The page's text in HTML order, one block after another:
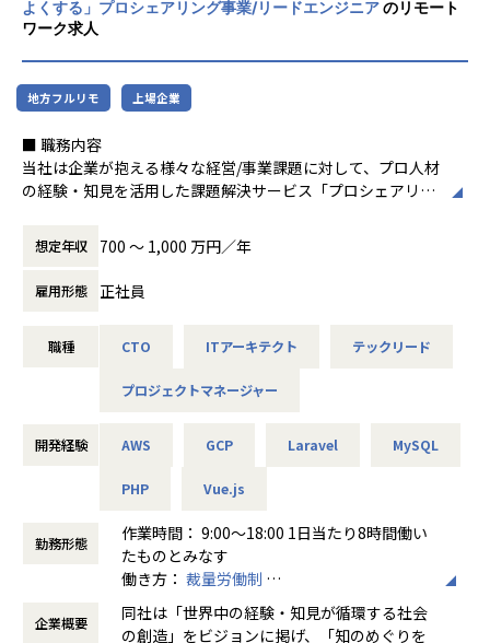
間違いなくステップアップできる環境です。
研修内容をカスタマイズさせていただきますが、まずはSQL
修を実施。データ分析のベースとなる知識を身につけていき
ます。データ関連業務未経験の方でも、この研修を終える頃
には多くの知識を身につけることができます！
入社時だけではなく、社内では月に数回勉強会を開催中。
社内チャットで質問を行うとすぐに回答が返ってくるため、
多数の先輩の知見にアクセスしながら、幅広く知識・スキル
を吸収できる環境です。
の経験や身につけたスキルなどを活かし、若手への教育・指
育内容をクリアし、デビューしていただくことが多いです。
【業務の変更の範囲】
大手企業さまを対象に、デジタル上でのユー
デジタルビジネス
運用支援チームを提供
に、お客さまのプロダクトをグロース支援
それぞれの課題に応じてマッチングした専門
性の高い人材が、お客さまのDXを具現化し、
推進。
創出支援を行う
■メンバーズグループが保有する専門領域
用で育んだ専門領域スキルをカンパニーごと
徹底的な顧客体験にもとづく戦略を策定。ユ
ーザー体験設計をUXリサーチから設計、実
装、ユーザー評価まで一貫性を持った一連の
サービスとして提供
よくする」プロシェアリング事業/リードエンジニアのリモート
ワーク求人
地方フルリモ 上場企業
■ 職務内容
当社は企業が抱える様々な経営/事業課題に対して、プロ人材
の経験・知見を活用した課題解決サービス「プロシェアリン
技術に強いPKSHA Technology社を株主として迎え、プロシ
ェアリングコンサルティングの品質/生産性向上を目的に、同
社とAIマッチングシステムの開発を進めています。本ポジシ
ョンについては、AIマッチングシステムをはじめ、今後のAI
す。
顧客と当社営業との商談内容を文字起こしし、その内容を元
ングシステムを構想しています。今時点では企画段階のた
って頂きます。
・PKSHA社と取り組むAI関連プロジェクトにおいて、当社側
想定年収 700 〜 1,000 万円／年
雇用形態 正社員
職種 CTO ITアーキテクト テックリード
プロジェクトマネージャー
開発経験 AWS GCP Laravel MySQL
PHP Vue.js
勤務形態
作業時間： 9:00～18:00 1日当たり8時間働い
たものとみなす
働き方： 裁量労働制
時間外労働の有無： 無
休憩時間： 60分
企業概要
同社は「世界中の経験・知見が循環する社会
の創造」をビジョンに掲げ、「知のめぐりを